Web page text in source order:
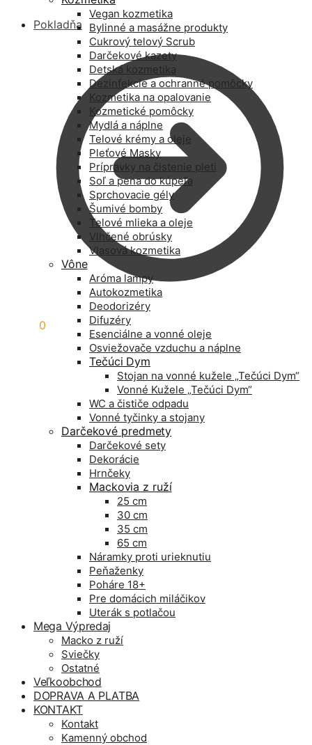
Pokladňa
0
Vegan kozmetika
Bylinné a masážne produkty
Cukrový telový Scrub
Darčekové kazety
Detská kozmetika
Dezinfekcie a ochranné pomôcky
Kozmetika na opalovanie
Kozmetické pomôcky
Mydlá a náplne
Telové krémy a oleje
Pleťové Masky
Prípravky na čistenie pleti
Soľ a pena do kúpeľa
Sprchovacie gély
Šumivé bomby
Telové mlieka a oleje
Vlhčené obrúsky
Vlasová kozmetika
Vône
Aróma lampy
Autokozmetika
Deodorizéry
Difuzéry
Esenciálne a vonné oleje
Osviežovače vzduchu a náplne
Tečúci Dym
Stojan na vonné kužele „Tečúci Dym“
Vonné Kužele „Tečúci Dym“
WC a čističe odpadu
Vonné tyčinky a stojany
Darčekové predmety
Darčekové sety
Dekorácie
Hrnčeky
Mackovia z ruží
25 cm
30 cm
35 cm
65 cm
Náramky proti urieknutiu
Peňaženky
Poháre 18+
Pre domácich miláčikov
Uterák s potlačou
Mega Výpredaj
Macko z ruží
Sviečky
Ostatné
Veľkoobchod
DOPRAVA A PLATBA
KONTAKT
Kontakt
Kamenný obchod